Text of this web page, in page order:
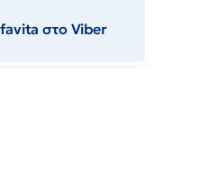
στο Viber